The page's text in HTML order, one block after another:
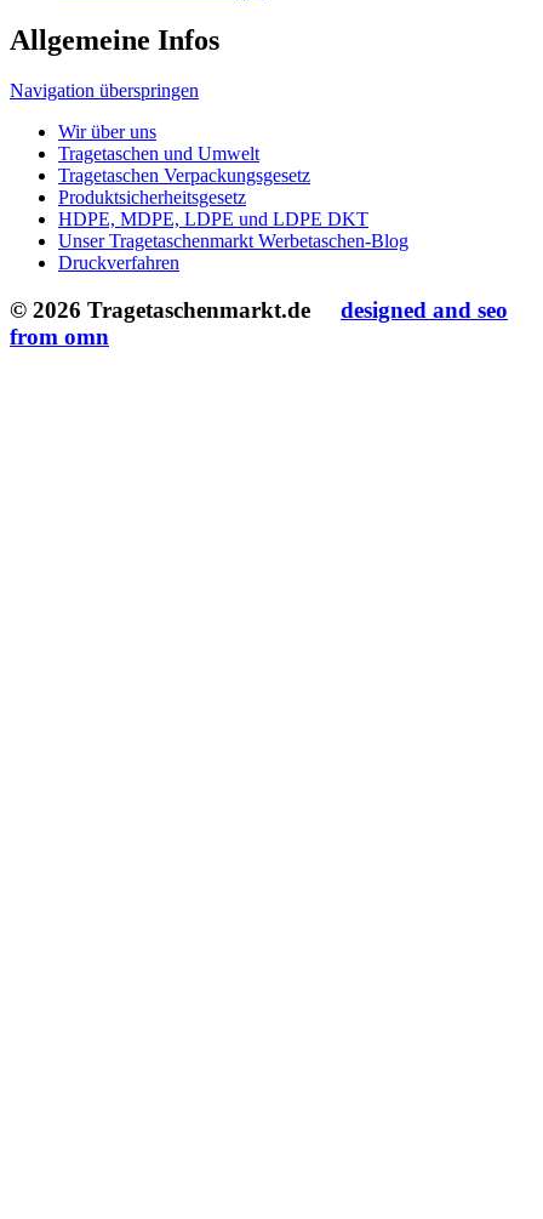
Allgemeine Infos
Navigation überspringen
Wir über uns
Tragetaschen und Umwelt
Tragetaschen Verpackungsgesetz
Produktsicherheitsgesetz
HDPE, MDPE, LDPE und LDPE DKT
Unser Tragetaschenmarkt Werbetaschen-Blog
Druckverfahren
© 2026 Tragetaschenmarkt.de designed and seo
from omn